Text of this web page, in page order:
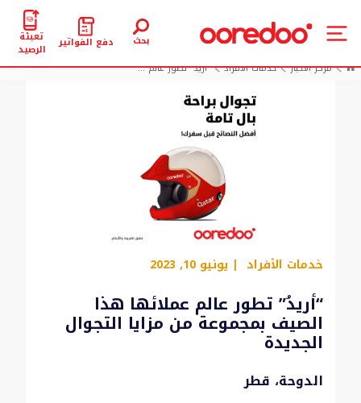
بحث دفع الفواتير تعبئة
الرصيد
مركز الأخبار
خدمات الأفراد “أريدُ” تطور عالم ...
خدمات الأفراد | يونيو 10, 2023
“أريدُ” تطور عالم عملائها هذا
الصيف بمجموعة من مزايا التجوال
الجديدة
الدوحة، قطر